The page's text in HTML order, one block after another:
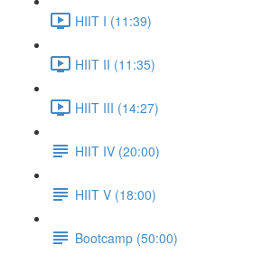
HIIT I (11:39)
HIIT II (11:35)
HIIT III (14:27)
HIIT IV (20:00)
HIIT V (18:00)
Bootcamp (50:00)